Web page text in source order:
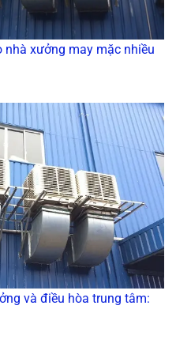
xưởng may mặc nhiều
và điều hòa trung tâm: